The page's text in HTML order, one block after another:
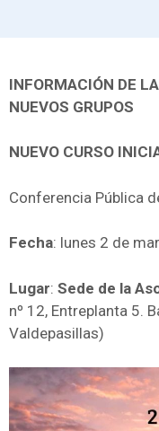
INFORMACIÓN DE
NUEVOS GRUPOS
NUEVO CURSO
Conferencia Pública
Fecha: lunes 2 de
Lugar: Sede de la
nº 12, Entreplanta 5.
Valdepasillas)